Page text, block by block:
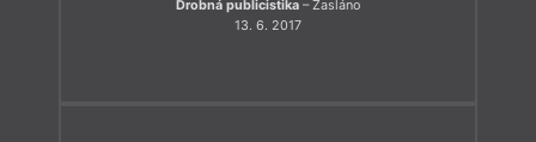
Drobná publicistika – Zasláno
13. 6. 2017